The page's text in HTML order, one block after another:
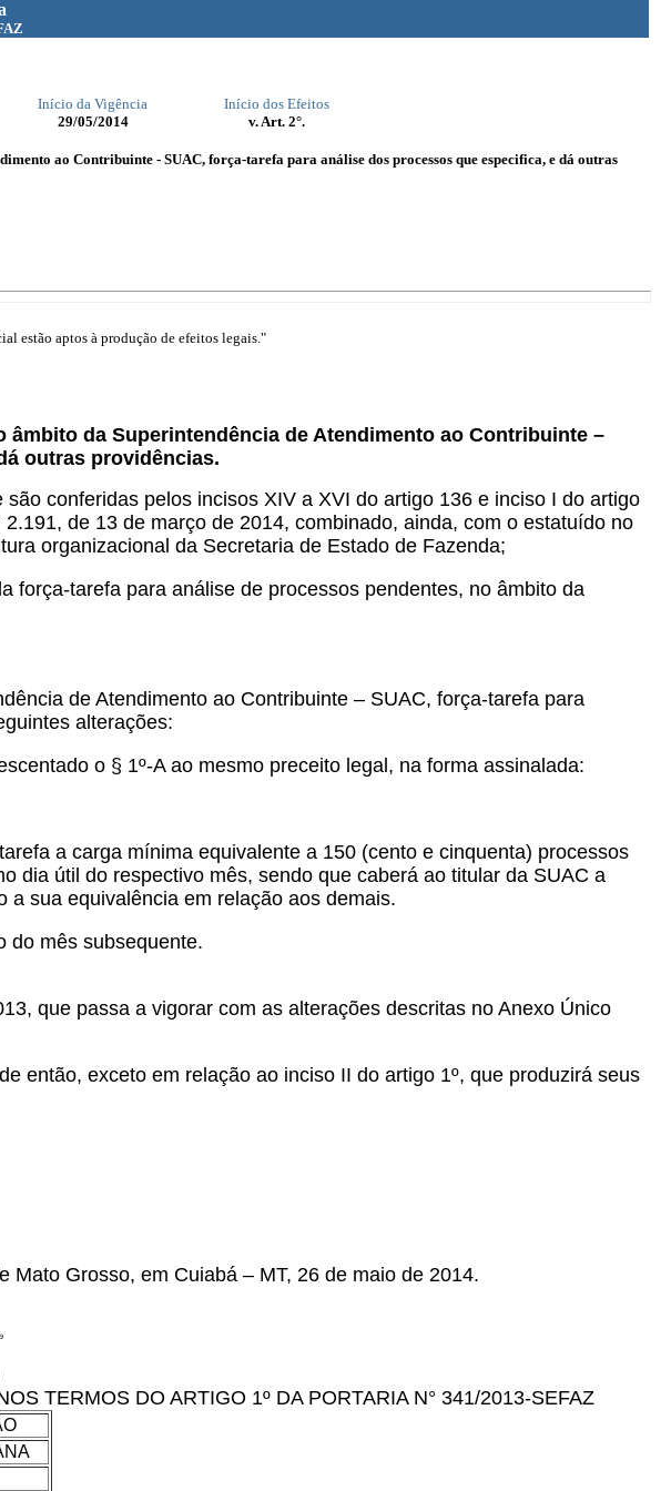
Início da Vigência
Início dos Efeitos
29/05/2014 v. Art. 2°.
ao Contribuinte - SUAC, força-tarefa para análise dos processos que especifica, e dá outras
estão aptos à produção de efeitos legais."
âmbito da Superintendência de Atendimento ao Contribuinte –
outras providências.
conferidas pelos incisos XIV a XVI do artigo 136 e inciso I do artigo
de 13 de março de 2014, combinado, ainda, com o estatuído no
organizacional da Secretaria de Estado de Fazenda;
força-tarefa para análise de processos pendentes, no âmbito da
de Atendimento ao Contribuinte – SUAC, força-tarefa para
alterações:
o § 1º-A ao mesmo preceito legal, na forma assinalada:
a carga mínima equivalente a 150 (cento e cinquenta) processos
dia útil do respectivo mês, sendo que caberá ao titular da SUAC a
sua equivalência em relação aos demais.
do mês subsequente.
que passa a vigorar com as alterações descritas no Anexo Único
então, exceto em relação ao inciso II do artigo 1º, que produzirá seus
Grosso, em Cuiabá – MT, 26 de maio de 2014.
TERMOS DO ARTIGO 1º DA PORTARIA N° 341/2013-SEFAZ